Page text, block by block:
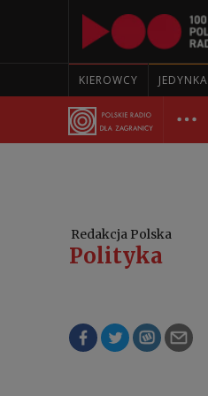
KIEROWCY JEDYNKA
Redakcja Polska
Polityka